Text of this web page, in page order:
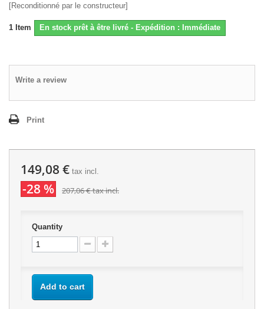
[Reconditionné par le constructeur]
1 Item En stock prêt à être livré - Expédition : Immédiate
Write a review
Print
149,08 € tax incl.
-28 % 207,06 €tax incl.
Quantity
Add to cart